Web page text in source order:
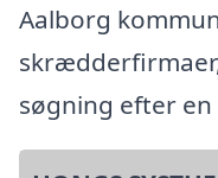
Aalborg
søgning efter